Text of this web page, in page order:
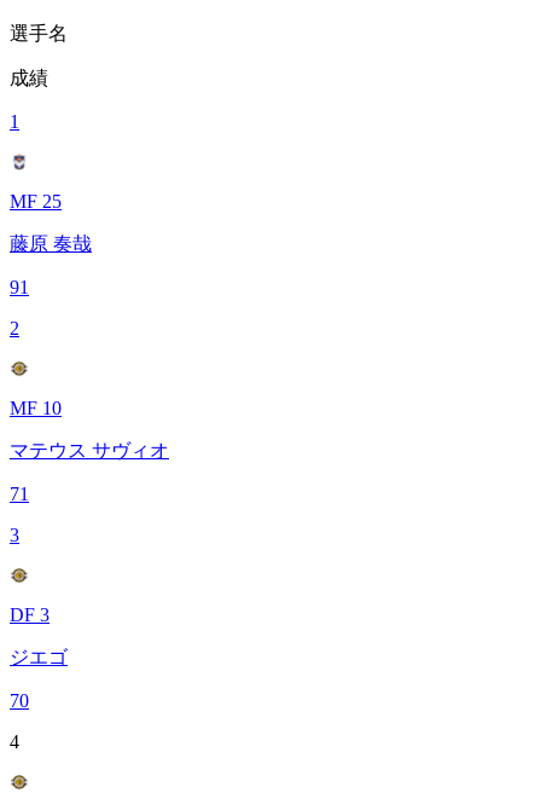
選手名
成績
1
MF 25
藤原 奏哉
91
2
MF 10
マテウス サヴィオ
71
3
DF 3
ジエゴ
70
4